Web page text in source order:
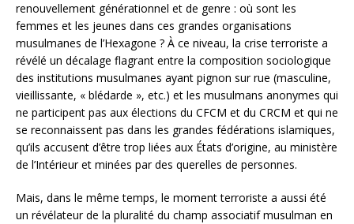
renouvellement générationnel et de genre : où sont les
femmes et les jeunes dans ces grandes organisations
musulmanes de l’Hexagone ? À ce niveau, la crise terroriste a
révélé un décalage flagrant entre la composition sociologique
des institutions musulmanes ayant pignon sur rue (masculine,
vieillissante, « blédarde », etc.) et les musulmans anonymes qui
ne participent pas aux élections du CFCM et du CRCM et qui ne
se reconnaissent pas dans les grandes fédérations islamiques,
qu’ils accusent d’être trop liées aux États d’origine, au ministère
de l’Intérieur et minées par des querelles de personnes.
Mais, dans le même temps, le moment terroriste a aussi été
un révélateur de la pluralité du champ associatif musulman en